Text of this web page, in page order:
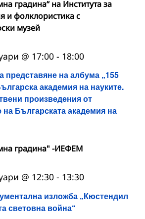
градина“ на Института за
и фолклористика с
музей
представяне на албума „155
академия на науките.
произведения от
на Българската академия на
@ 17:00 - 18:00
градина" -ИЕФЕМ
изложба „Кюстендил
световна война“
@ 12:30 - 13:30